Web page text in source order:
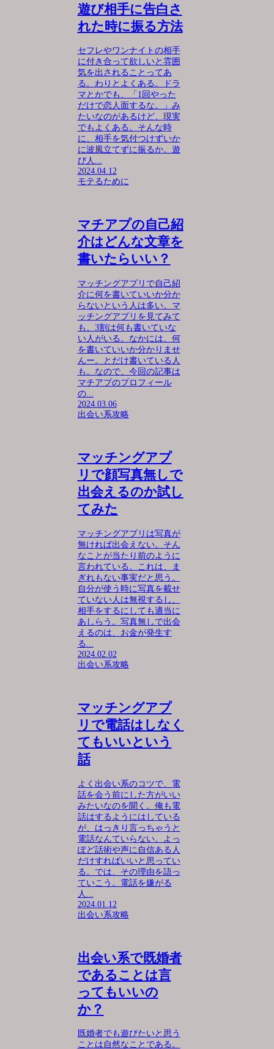
遊び相手に告白さ
れた時に振る方法
セフレやワンナイトの相手
に付き合って欲しいと雰囲
気を出されることってあ
る。わりとよくある。ドラ
マとかでも、「1回やった
だけで恋人面するな。」み
たいなのがあるけど、現実
でもよくある。そんな時
に、相手を気付つけずいか
に波風立てずに振るか。遊
び人...
2024.04.12
モテるために
マチアプの自己紹
介はどんな文章を
書いたらいい？
マッチングアプリで自己紹
介に何を書いていいか分か
らないという人は多い。マ
ッチングアプリを見てみて
も、3割は何も書いていな
い人がいる。なかには、何
を書いていいか分かりませ
んー。とだけ書いている人
も。なので、今回の記事は
マチアプのプロフィール
の...
2024.03.06
出会い系攻略
マッチングアプ
リで顔写真無しで
出会えるのか試し
てみた
マッチングアプリは写真が
無ければ出会えない。そん
なことが当たり前のように
言われている。これは、ま
ぎれもない事実だと思う。
自分が使う時に写真を載せ
ていない人は無視するし、
相手をするにしても適当に
あしらう。写真無しで出会
えるのは、お金が発生す
る...
2024.02.02
出会い系攻略
マッチングアプ
リで電話はしなく
てもいいという
話
よく出会い系のコツで、電
話を会う前にした方がいい
みたいなのを聞く。俺も電
話はするようにはしている
が、はっきり言っちゃうと
電話なんていらない。よっ
ぽど話術や声に自信ある人
だけすればいいと思ってい
る。では、その理由を語っ
ていこう。電話を嫌がる
人...
2024.01.12
出会い系攻略
出会い系で既婚者
であることは言
ってもいいの
か？
既婚者でも遊びたいと思う
ことは自然なことである。